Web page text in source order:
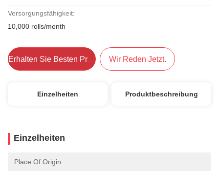
Versorgungsfähigkeit:
10,000 rolls/month
Erhalten Sie Besten Preis Wir Reden Jetzt.
Einzelheiten Produktbeschreibung
Einzelheiten
Place Of Origin: